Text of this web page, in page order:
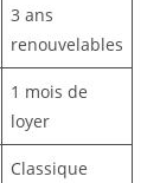
3 ans
renouvelables
1 mois de
loyer
Classique